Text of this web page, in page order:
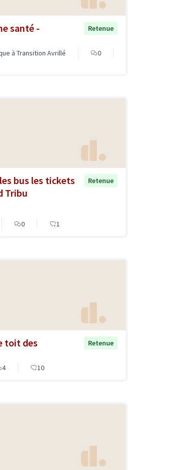
santé -
Retenue
à Transition Avrillé
0
bus les tickets
Tribu
Retenue
0 1
toit des
Retenue
4 10